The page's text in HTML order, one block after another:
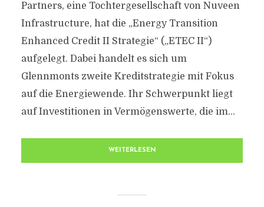
Partners, eine Tochtergesellschaft von Nuveen
Infrastructure, hat die „Energy Transition
Enhanced Credit II Strategie“ („ETEC II“)
aufgelegt. Dabei handelt es sich um
Glennmonts zweite Kreditstrategie mit Fokus
auf die Energiewende. Ihr Schwerpunkt liegt
auf Investitionen in Vermögenswerte, die im...
WEITERLESEN